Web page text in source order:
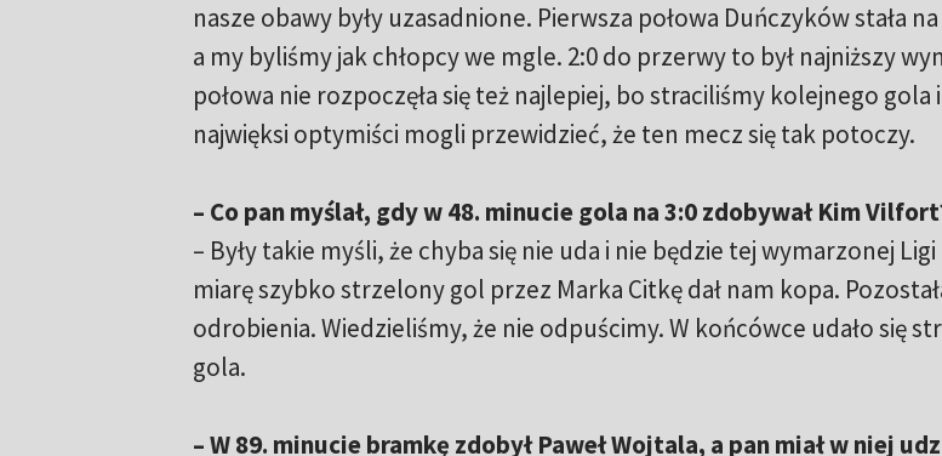
nasze obawy były uzasadnione. Pierwsza połowa Duńczyków stała
a my byliśmy jak chłopcy we mgle. 2:0 do przerwy to był najniższy
połowa nie rozpoczęła się też najlepiej, bo straciliśmy kolejnego
najwięksi optymiści mogli przewidzieć, że ten mecz się tak potoczy.
– Co pan myślał, gdy w 48. minucie gola na 3:0 zdobywał Kim
– Były takie myśli, że chyba się nie uda i nie będzie tej wymarzonej
miarę szybko strzelony gol przez Marka Citkę dał nam kopa.
odrobienia. Wiedzieliśmy, że nie odpuścimy. W końcówce udało się
gola.
– W 89. minucie bramkę zdobył Paweł Wojtala, a pan miał w niej